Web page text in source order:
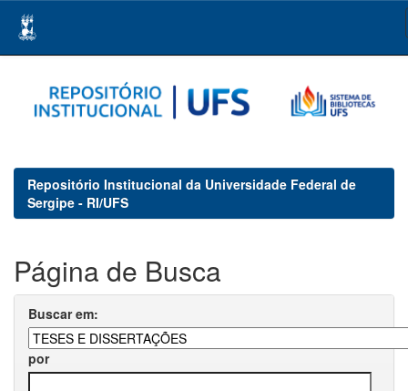
navigation
Repositório Institucional da Universidade Federal de
Sergipe - RI/UFS
Página de Busca
Buscar em:
por